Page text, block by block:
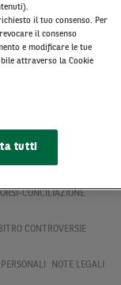
CONCILIAZIONE
CONTROVERSIE
NOTE LEGALI
il tuo consenso. Per
il consenso
e modificare le tue
attraverso la Cookie
tutti